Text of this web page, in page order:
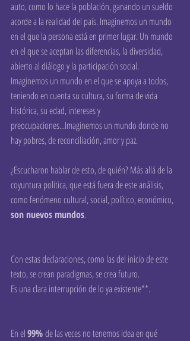
auto, como lo hace la población, ganando un sueldo
acorde a la realidad del país. Imaginemos un mundo
en el que la persona está en primer lugar. Un mundo
en el que se aceptan las diferencias, la diversidad,
abierto al diálogo y la participación social.
Imaginemos un mundo en el que se apoya a todos,
teniendo en cuenta su cultura, su forma de vida
histórica, su edad, intereses y
preocupaciones...Imaginemos un mundo donde no
hay pobres, de reconciliación, amor y paz.
¿Escucharon hablar de esto, de quién? Más allá de la
coyuntura política, que está fuera de este análisis,
como fenómeno cultural, social, político, económico,
son nuevos mundos.
Con estas declaraciones, como las del inicio de este
texto, se crean paradigmas, se crea futuro.
Es una clara interrupción de lo ya existente**.
En el 99% de las veces no tenemos idea en qué